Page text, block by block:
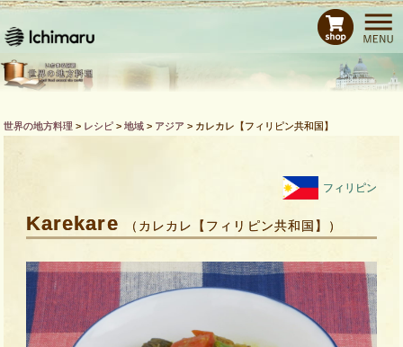
ホーム レシピ
商品紹介 Bras de CHEFとは
世界の地方料理 > レシピ >地域 > アジア > カレカレ【フィリピン共和国】
フィリピン
Karekare （カレカレ【フィリピン共和国】）